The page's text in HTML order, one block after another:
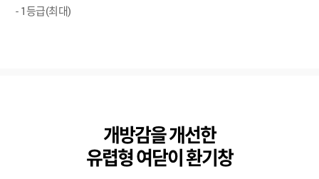
- 1등급(최대)
개방감을 개선한
유렵형 여닫이 환기창